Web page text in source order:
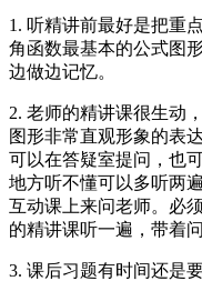
1. 听精讲前最好是把重
角函数最基本的公式图
边做边记忆。
2. 老师的精讲课很生动
图形非常直观形象的表
可以在答疑室提问，也
地方听不懂可以多听两
互动课上来问老师。必
的精讲课听一遍，带着
3. 课后习题有时间还是